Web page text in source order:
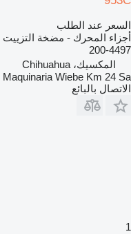
السعر عند الطلب
أجزاء المحرك - مضخة التزييت
200-4497
المكسيك، Chihuahua
Maquinaria Wiebe Km 24 Sa
الاتصال بالبائع
1